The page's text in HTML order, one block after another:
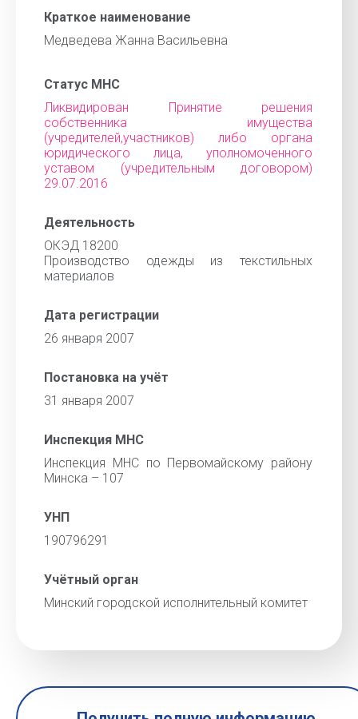
Краткое наименование
Медведева Жанна Васильевна
Статус МНС
Ликвидирован Принятие решения
собственника имущества
(учредителей,участников) либо органа
юридического лица, уполномоченного
уставом (учредительным договором)
29.07.2016
Деятельность
ОКЭД 18200
Производство одежды из текстильных
материалов
Дата регистрации
26 января 2007
Постановка на учёт
31 января 2007
Инспекция МНС
Инспекция МНС по Первомайскому району
Минска – 107
УНП
190796291
Учётный орган
Минский городской исполнительный комитет